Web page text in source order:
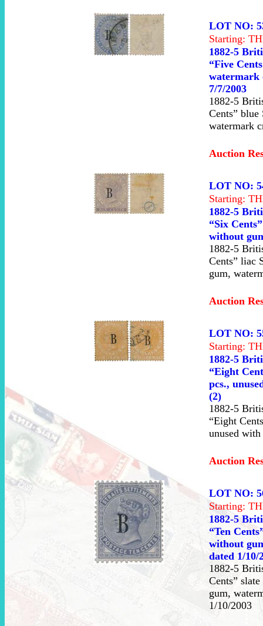
LOT NO:
Starting:
1882-5
“Five
watermark
7/7/2003
1882-5
Cents”
watermark
Auction
LOT NO:
Starting:
1882-5
“Six
without
1882-5
Cents” liac
gum,
Auction
LOT NO:
Starting:
1882-5
“Eight
pcs.,
(2)
1882-5
“Eight
unused
Auction
LOT NO:
Starting:
1882-5
“Ten
without
dated 1/10/
1882-5
Cents”
gum,
1/10/2003